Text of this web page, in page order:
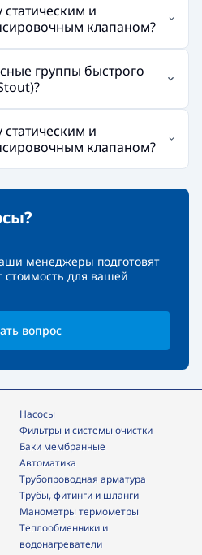
и
клапаном?
группы быстрого
и
клапаном?
менеджеры подготовят
для вашей
вопрос
Насосы
фильтры и системы очистки
Баки мембранные
Автоматика
трубопроводная арматура
трубы, фитинги и шланги
манометры термометры
теплообменники и
водонагреватели